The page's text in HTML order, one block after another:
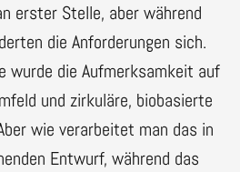
erster Stelle, aber während
die Anforderungen sich.
wurde die Aufmerksamkeit auf
und zirkuläre, biobasierte
wie verarbeitet man das in
Entwurf, während das